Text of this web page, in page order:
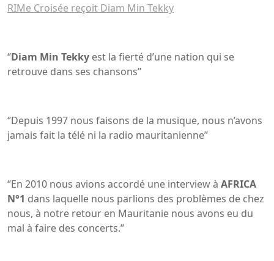
RIMe Croisée reçoit Diam Min Tekky
‘’Diam Min Tekky est la fierté d’une nation qui se
retrouve dans ses chansons’’
‘’Depuis 1997 nous faisons de la musique, nous n’avons
jamais fait la télé ni la radio mauritanienne’’
‘’En 2010 nous avions accordé une interview à AFRICA
N°1 dans laquelle nous parlions des problèmes de chez
nous, à notre retour en Mauritanie nous avons eu du
mal à faire des concerts.’’